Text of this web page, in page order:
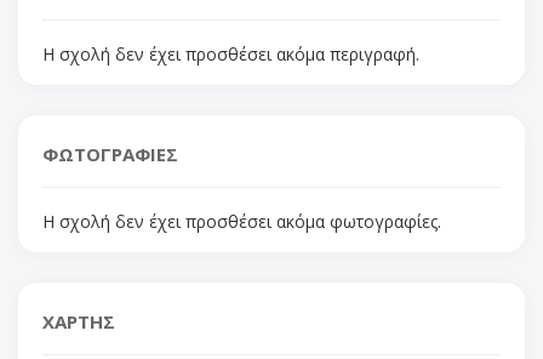
Η σχολή δεν έχει προσθέσει ακόμα περιγραφή.
ΦΩΤΟΓΡΑΦΙΕΣ
Η σχολή δεν έχει προσθέσει ακόμα φωτογραφίες.
ΧΑΡΤΗΣ